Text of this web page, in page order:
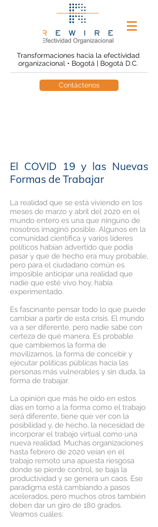
Transformaciones hacia la efectividad
organizacional • Bogotá | Bogotá D.C.
Contáctenos
El COVID 19 y las Nuevas
Formas de Trabajar
La realidad que se está viviendo en los
meses de marzo y abril del 2020 en el
mundo entero es una que ninguno de
nosotros imaginó posible. Algunos en la
comunidad científica y varios líderes
políticos habían advertido que podía
pasar y que de hecho era muy probable,
pero para el ciudadano común es
imposible anticipar una realidad que
nadie que esté vivo hoy, había
experimentado.
Es fascinante pensar todo lo que puede
cambiar a partir de esta crisis. El mundo
va a ser diferente, pero nadie sabe con
certeza de qué manera. Es probable
que cambiemos la forma de
movilizarnos, la forma de concebir y
ejecutar políticas públicas hacia las
personas más vulnerables y sin duda, la
forma de trabajar.
La opinión que más he oído en estos
días en torno a la forma como el trabajo
será diferente, tiene que ver con la
posibilidad y, de hecho, la necesidad de
incorporar el trabajo virtual como una
nueva realidad. Muchas organizaciones
hasta febrero de 2020 veían en el
trabajo remoto una apuesta riesgosa
donde se pierde control, se baja la
productividad y se genera un caos. Ese
paradigma está cambiando a pasos
acelerados, pero muchos otros también
deben dar un giro de 180 grados.
Veamos cuáles: